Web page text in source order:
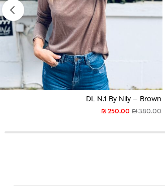
DL N.1 By Nily – Brown
₪ 250.00 ₪380.00